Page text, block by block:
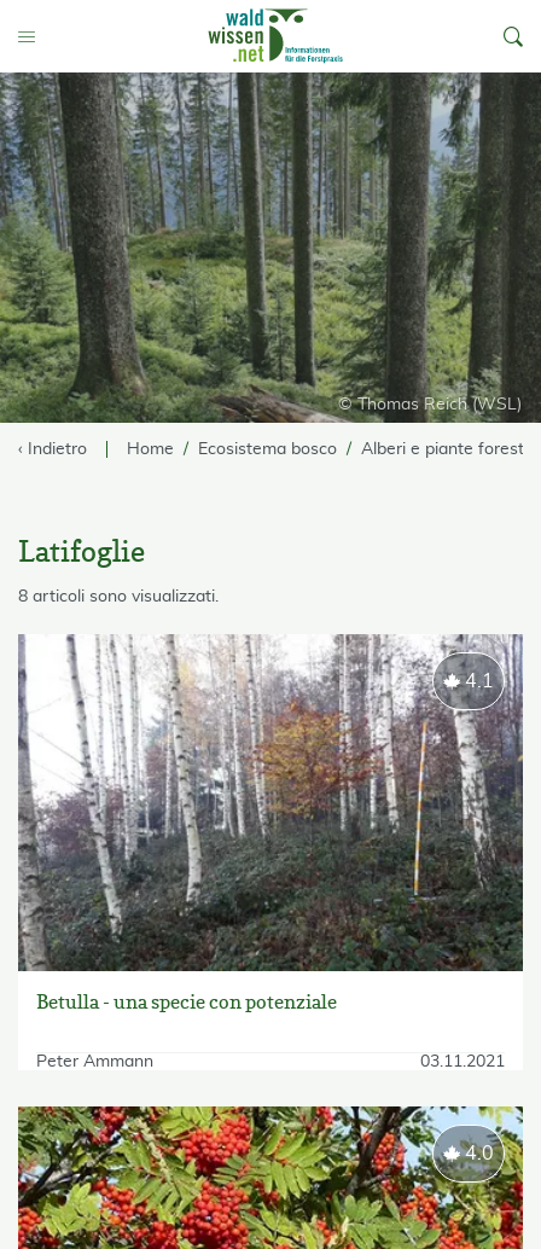
Toggle Menu
© Thomas Reich (WSL)
‹ Indietro Home Ecosistema bosco Alberi e piante forestali
Latifoglie
skip List
8 articoli sono visualizzati.
Betulla - una specie con potenziale
Peter Ammann 03.11.2021
4.1
4.0